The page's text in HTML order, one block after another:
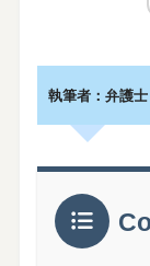
執筆者：弁護